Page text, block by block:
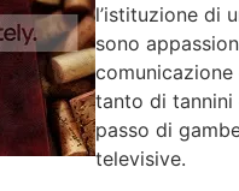
l’istituzione di
sono
comunicazione
tanto di tannini
passo di
televisive.